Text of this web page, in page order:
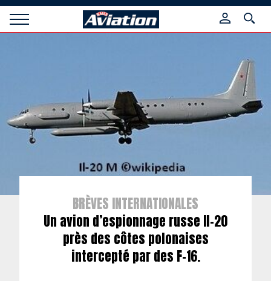
Raids
BRÈVES INTERNATIONALES
Un avion d’espionnage russe Il-20
près des côtes polonaises
intercepté par des F-16.
Panneau de gestion des cookies